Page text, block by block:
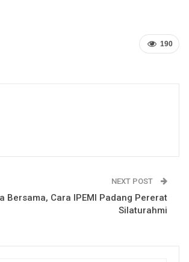
190
NEXT POST
Bersama, Cara IPEMI Padang Pererat
Silaturahmi